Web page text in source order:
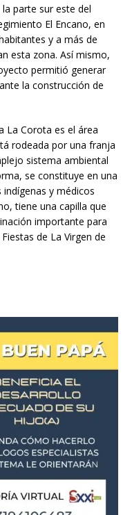
parte sur este del
El Encano, en
y a más de
esta zona. Así mismo,
permitió generar
la construcción de
La Corota es el área
rodeada por una franja
sistema ambiental
se constituye en una
y médicos
tiene una capilla que
importante para
de La Virgen de